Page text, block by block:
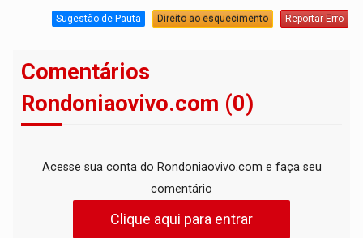
Sugestão de Pauta Direito ao esquecimento Reportar Erro
Comentários
Rondoniaovivo.com (0)
Acesse sua conta do Rondoniaovivo.com e faça seu
comentário
Clique aqui para entrar